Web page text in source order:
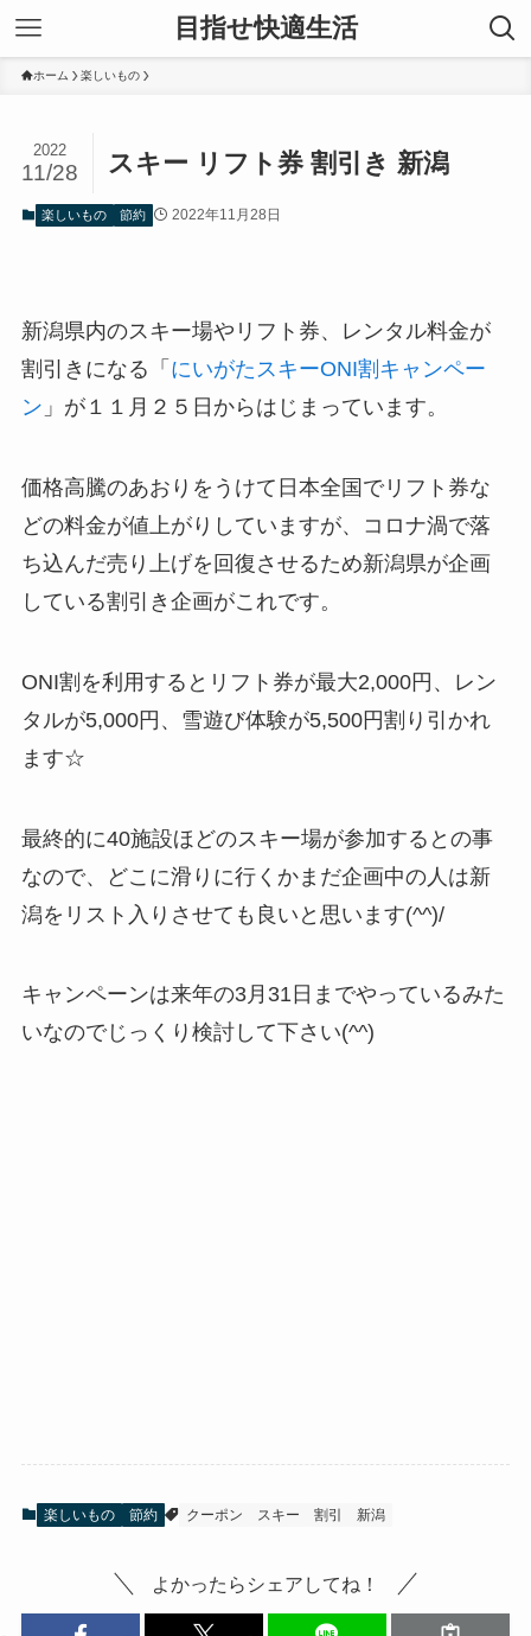
目指せ快適生活
ホーム 楽しいもの
スキー リフト券 割引き 新潟
2022
11/28
楽しいもの 節約 2022年11月28日
新潟県内のスキー場やリフト券、レンタル料金が
割引きになる「 にいがたスキーONI割キャンペー
ン 」が１１月２５日からはじまっています。
価格高騰のあおりをうけて日本全国でリフト券な
どの料金が値上がりしていますが、コロナ渦で落
ち込んだ売り上げを回復させるため新潟県が企画
している割引き企画がこれです。
ONI割を利用するとリフト券が最大2,000円、レン
タルが5,000円、雪遊び体験が5,500円割り引かれ
ます☆
最終的に40施設ほどのスキー場が参加するとの事
なので、どこに滑りに行くかまだ企画中の人は新
潟をリスト入りさせても良いと思います(^^)/
キャンペーンは来年の3月31日までやっているみた
いなのでじっくり検討して下さい(^^)
楽しいもの 節約 クーポン スキー 割引 新潟
よかったらシェアしてね！